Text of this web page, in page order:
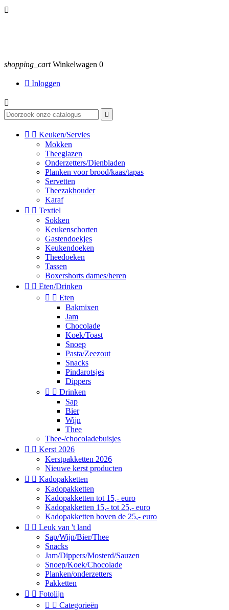

shopping_cart Winkelwagen 0
 Inloggen


  Keuken/Servies
Mokken
Theeglazen
Onderzetters/Dienbladen
Planken voor brood/kaas/tapas
Servetten
Theezakhouder
Karaf
  Textiel
Sokken
Keukenschorten
Gastendoekjes
Keukendoeken
Theedoeken
Tassen
Boxershorts dames/heren
  Eten/Drinken
  Eten
Bakmixen
Jam
Chocolade
Koek/Toast
Snoep
Pasta/Zeezout
Snacks
Pindarotsjes
Dippers
  Drinken
Sap
Bier
Wijn
Thee
Thee-/chocoladebuisjes
  Kerst 2026
Kerstpakketten 2026
Nieuwe kerst producten
  Kadopakketten
Kadopakketten
Kadopakketten tot 15,- euro
Kadopakketten 15,- tot 25,- euro
Kadopakketten boven de 25,- euro
  Leuk van 't land
Sap/Wijn/Bier/Thee
Snacks
Jam/Dippers/Mosterd/Sauzen
Snoep/Koek/Chocolade
Planken/onderzetters
Pakketten
  Fotolijn
  Categorieën